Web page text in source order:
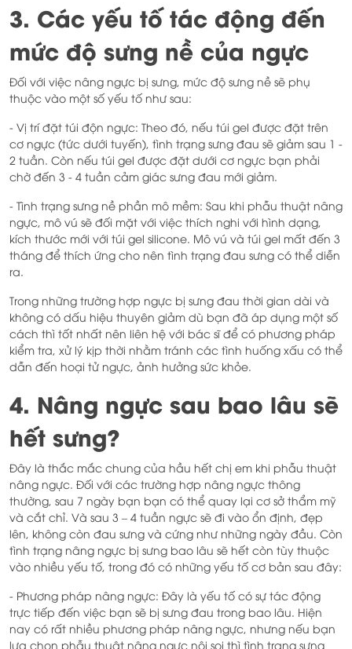
3. Các yếu tố tác động đến
mức độ sưng nề của ngực
Đối với việc nâng ngực bị sưng, mức độ sưng nề sẽ phụ
thuộc vào một số yếu tố như sau:
- Vị trí đặt túi độn ngực: Theo đó, nếu túi gel được đặt trên
cơ ngực (tức dưới tuyến), tình trạng sưng đau sẽ giảm sau 1 -
2 tuần. Còn nếu túi gel được đặt dưới cơ ngực bạn phải
chờ đến 3 - 4 tuần cảm giác sưng đau mới giảm.
- Tình trạng sưng nề phần mô mềm: Sau khi phẫu thuật nâng
ngực, mô vú sẽ đối mặt với việc thích nghi với hình dạng,
kích thước mới với túi gel silicone. Mô vú và túi gel mất đến 3
tháng để thích ứng cho nên tình trạng đau sưng có thể diễn
ra.
Trong những trường hợp ngực bị sưng đau thời gian dài và
không có dấu hiệu thuyên giảm dù bạn đã áp dụng một số
cách thì tốt nhất nên liên hệ với bác sĩ để có phương pháp
kiểm tra, xử lý kịp thời nhằm tránh các tình huống xấu có thể
dẫn đến hoại tử ngực, ảnh hưởng sức khỏe.
4. Nâng ngực sau bao lâu sẽ
hết sưng?
Đây là thắc mắc chung của hầu hết chị em khi phẫu thuật
nâng ngực. Đối với các trường hợp nâng ngực thông
thường, sau 7 ngày bạn bạn có thể quay lại cơ sở thẩm mỹ
và cắt chỉ. Và sau 3 – 4 tuần ngực sẽ đi vào ổn định, đẹp
lên, không còn đau sưng và cứng như những ngày đầu. Còn
tình trạng nâng ngực bị sưng bao lâu sẽ hết còn tùy thuộc
vào nhiều yếu tố, trong đó có những yếu tố cơ bản sau đây:
- Phương pháp nâng ngực: Đây là yếu tố có sự tác động
trực tiếp đến việc bạn sẽ bị sưng đau trong bao lâu. Hiện
nay có rất nhiều phương pháp nâng ngực, nhưng nếu bạn
lựa chọn phẫu thuật nâng ngực nội soi thì tình trạng sưng